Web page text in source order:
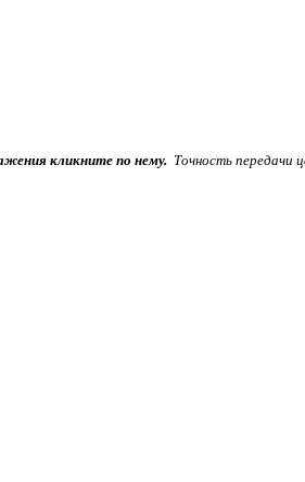
кликните по нему. Точность передачи